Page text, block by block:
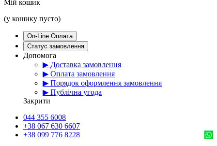
Мій кошик
(у кошику пусто)
On-Line Оплата
Статус замовлення
Допомога
▶ Доставка замовлення
▶ Оплата замовлення
▶ Порядок оформлення замовлення
▶ Публічна угода
Закрити
044 355 6008
+38 067 630 6607
+38 099 776 8228